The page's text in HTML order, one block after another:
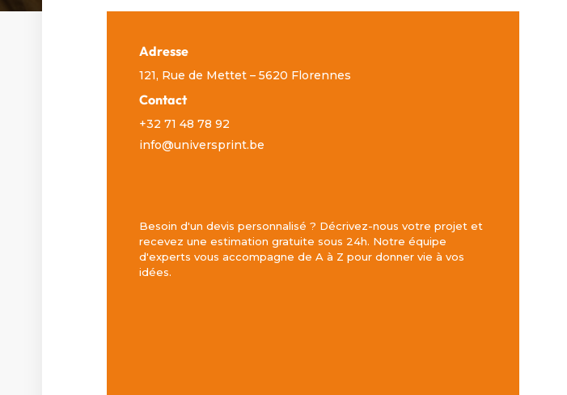
Adresse
121, Rue de Mettet – 5620 Florennes
Contact
+32 71 48 78 92
info@universprint.be
Besoin d'un devis personnalisé ? Décrivez-nous votre projet et
recevez une estimation gratuite sous 24h. Notre équipe
d'experts vous accompagne de A à Z pour donner vie à vos
idées.